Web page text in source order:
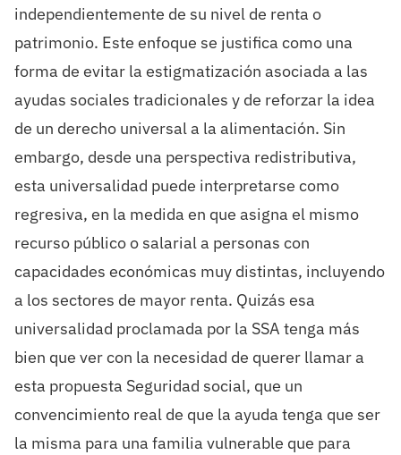
independientemente de su nivel de renta o
patrimonio. Este enfoque se justifica como una
forma de evitar la estigmatización asociada a las
ayudas sociales tradicionales y de reforzar la idea
de un derecho universal a la alimentación. Sin
embargo, desde una perspectiva redistributiva,
esta universalidad puede interpretarse como
regresiva, en la medida en que asigna el mismo
recurso público o salarial a personas con
capacidades económicas muy distintas, incluyendo
a los sectores de mayor renta. Quizás esa
universalidad proclamada por la SSA tenga más
bien que ver con la necesidad de querer llamar a
esta propuesta Seguridad social, que un
convencimiento real de que la ayuda tenga que ser
la misma para una familia vulnerable que para